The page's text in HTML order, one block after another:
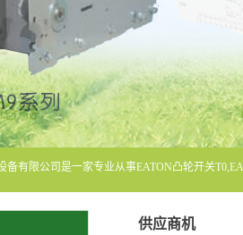
供应商机